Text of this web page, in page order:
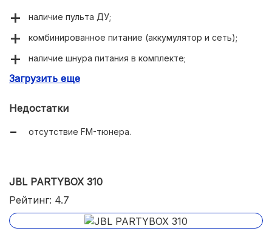
наличие пульта ДУ;
комбинированное питание (аккумулятор и сеть);
наличие шнура питания в комплекте;
частотный диапазон 45…20000 Гц;
Загрузить еще
Недостатки
отсутствие FM-тюнера.
JBL PARTYBOX 310
Рейтинг: 4.7